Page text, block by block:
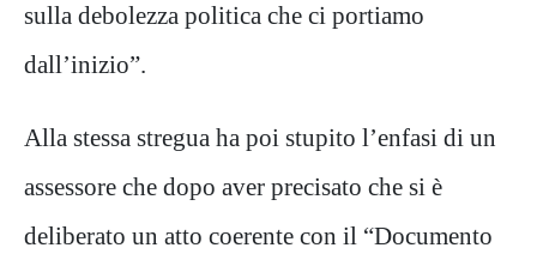
sulla debolezza politica che ci portiamo
dall’inizio”.
Alla stessa stregua ha poi stupito l’enfasi di un
assessore che dopo aver precisato che si è
deliberato un atto coerente con il “Documento